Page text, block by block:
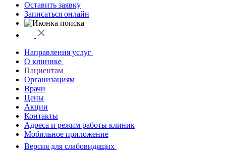
Оставить заявку
Записаться онлайн
Направления услуг
О клинике
Пациентам
Организациям
Врачи
Цены
Акции
Контакты
Адреса и режим работы клиник
Мобильное приложение
Версия для слабовидящих